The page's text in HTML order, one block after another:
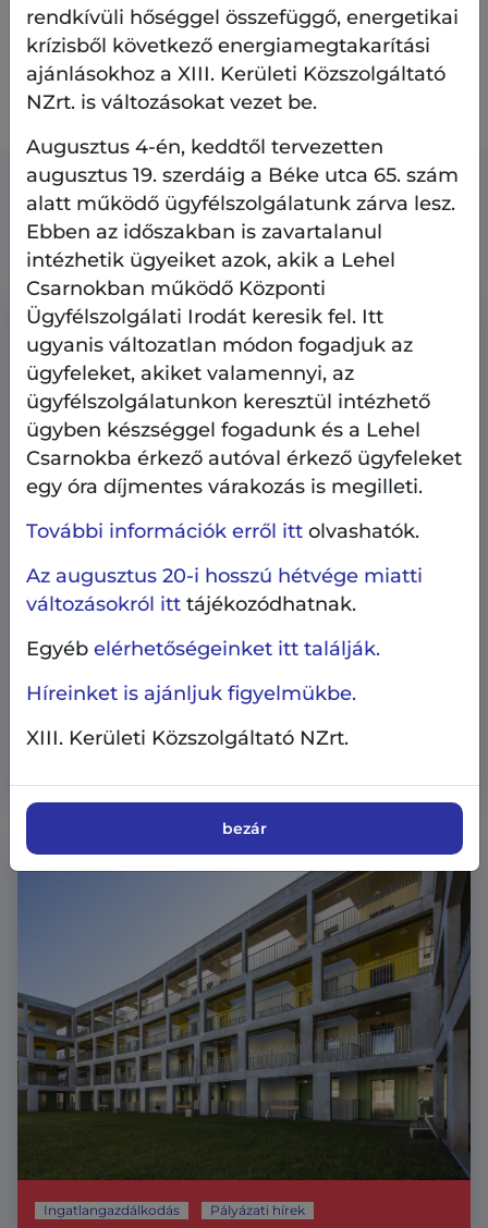
koordinálásában.
Amennyiben élni szeretnének ezzel a
lehetőséggel, kérem, jelezzék azt az
uzemeltetes@kozszolgalgtato.bp13.hu -mail címre.
Kapcsolódó tartalmak
Ingatlangazdálkodás
Bérbe vehető üzlethelyiségek - 2026.
2026.08.7.
Ingatlangazdálkodás Pályázati hírek
rendkívüli hőséggel összefüggő, energetikai
krízisből következő energiamegtakarítási
ajánlásokhoz a XIII. Kerületi Közszolgáltató
NZrt. is változásokat vezet be.
Augusztus 4-én, keddtől tervezetten
augusztus 19. szerdáig a Béke utca 65. szám
alatt működő ügyfélszolgálatunk zárva lesz.
Ebben az időszakban is zavartalanul
intézhetik ügyeiket azok, akik a Lehel
Csarnokban működő Központi
Ügyfélszolgálati Irodát keresik fel. Itt
ugyanis változatlan módon fogadjuk az
ügyfeleket, akiket valamennyi, az
ügyfélszolgálatunkon keresztül intézhető
ügyben készséggel fogadunk és a Lehel
Csarnokba érkező autóval érkező ügyfeleket
egy óra díjmentes várakozás is megilleti.
További információk erről ittolvashatók.
Az augusztus 20-i hosszú hétvége miatti
változásokról itttájékozódhatnak.
Egyéb elérhetőségeinket itt találják.
Híreinket is ajánljuk figyelmükbe.
XIII. Kerületi Közszolgáltató NZrt.
bezár